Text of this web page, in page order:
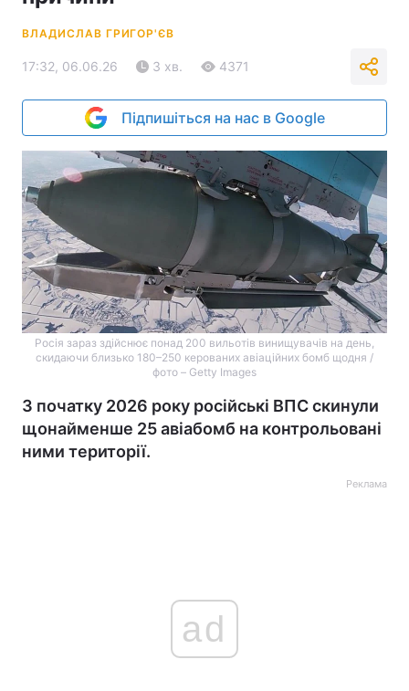
ВЛАДИСЛАВ ГРИГОР'ЄВ
17:32, 06.06.26 3 хв. 4371
Підпишіться на нас в Google
Росія зараз здійснює понад 200 вильотів винищувачів на день,
скидаючи близько 180–250 керованих авіаційних бомб щодня /
фото – Getty Images
З початку 2026 року російські ВПС скинули
щонайменше 25 авіабомб на контрольовані
ними території.
Реклама
ad